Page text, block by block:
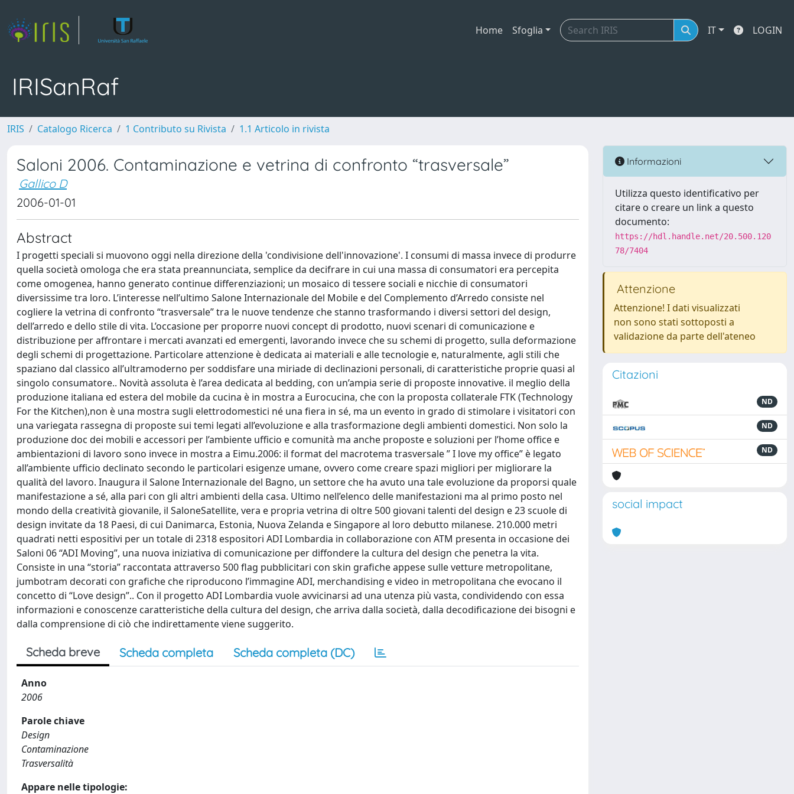
Home Sfoglia IT LOGIN
IRISanRaf
IRIS Catalogo Ricerca 1 Contributo su Rivista 1.1 Articolo in rivista
Saloni 2006. Contaminazione e vetrina di confronto “trasversale”
Gallico D
2006-01-01
Abstract
I progetti speciali si muovono oggi nella direzione della 'condivisione dell'innovazione'. I consumi di massa invece di produrre
quella società omologa che era stata preannunciata, semplice da decifrare in cui una massa di consumatori era percepita
come omogenea, hanno generato continue differenziazioni; un mosaico di tessere sociali e nicchie di consumatori
diversissime tra loro. L’interesse nell’ultimo Salone Internazionale del Mobile e del Complemento d’Arredo consiste nel
cogliere la vetrina di confronto “trasversale” tra le nuove tendenze che stanno trasformando i diversi settori del design,
dell’arredo e dello stile di vita. L’occasione per proporre nuovi concept di prodotto, nuovi scenari di comunicazione e
distribuzione per affrontare i mercati avanzati ed emergenti, lavorando invece che su schemi di progetto, sulla deformazione
degli schemi di progettazione. Particolare attenzione è dedicata ai materiali e alle tecnologie e, naturalmente, agli stili che
spaziano dal classico all’ultramoderno per soddisfare una miriade di declinazioni personali, di caratteristiche proprie quasi al
singolo consumatore.. Novità assoluta è l’area dedicata al bedding, con un’ampia serie di proposte innovative. il meglio della
produzione italiana ed estera del mobile da cucina è in mostra a Eurocucina, che con la proposta collaterale FTK (Technology
For the Kitchen),non è una mostra sugli elettrodomestici né una fiera in sé, ma un evento in grado di stimolare i visitatori con
una variegata rassegna di proposte sui temi legati all’evoluzione e alla trasformazione degli ambienti domestici. Non solo la
produzione doc dei mobili e accessori per l’ambiente ufficio e comunità ma anche proposte e soluzioni per l’home office e
ambientazioni di lavoro sono invece in mostra a Eimu.2006: il format del macrotema trasversale ” I love my office” è legato
all’ambiente ufficio declinato secondo le particolari esigenze umane, ovvero come creare spazi migliori per migliorare la
qualità del lavoro. Inaugura il Salone Internazionale del Bagno, un settore che ha avuto una tale evoluzione da proporsi quale
manifestazione a sé, alla pari con gli altri ambienti della casa. Ultimo nell’elenco delle manifestazioni ma al primo posto nel
mondo della creatività giovanile, il SaloneSatellite, vera e propria vetrina di oltre 500 giovani talenti del design e 23 scuole di
design invitate da 18 Paesi, di cui Danimarca, Estonia, Nuova Zelanda e Singapore al loro debutto milanese. 210.000 metri
quadrati netti espositivi per un totale di 2318 espositori ADI Lombardia in collaborazione con ATM presenta in occasione dei
Saloni 06 “ADI Moving”, una nuova iniziativa di comunicazione per diffondere la cultura del design che penetra la vita.
Consiste in una “storia” raccontata attraverso 500 flag pubblicitari con skin grafiche appese sulle vetture metropolitane,
jumbotram decorati con grafiche che riproducono l’immagine ADI, merchandising e video in metropolitana che evocano il
concetto di “Love design”.. Con il progetto ADI Lombardia vuole avvicinarsi ad una utenza più vasta, condividendo con essa
informazioni e conoscenze caratteristiche della cultura del design, che arriva dalla società, dalla decodificazione dei bisogni e
dalla comprensione di ciò che indirettamente viene suggerito.
Scheda breve Scheda completa Scheda completa (DC)
Anno
2006
Parole chiave
Design
Contaminazione
Trasversalità
Appare nelle tipologie:
Informazioni
Utilizza questo identificativo per
citare o creare un link a questo
documento:
https://hdl.handle.net/20.500.120
78/7404
Attenzione
Attenzione! I dati visualizzati
non sono stati sottoposti a
validazione da parte dell'ateneo
Citazioni
ND
ND
ND
social impact